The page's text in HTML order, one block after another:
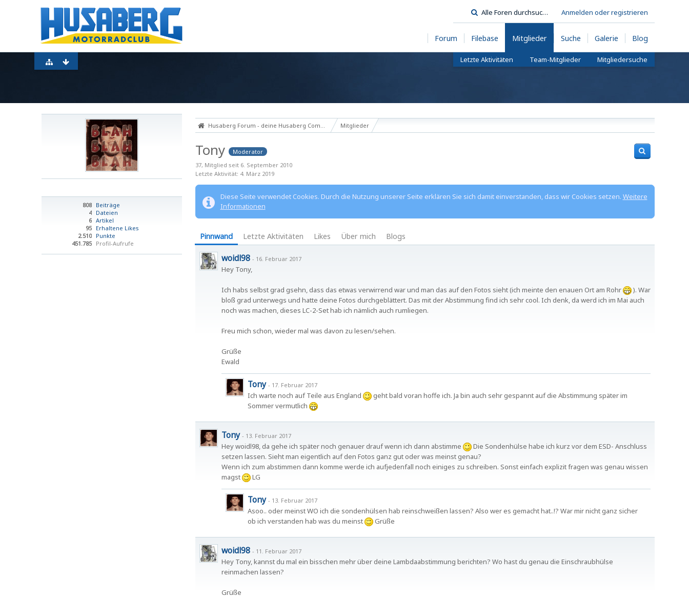
Anmelden oder registrieren
Forum Filebase Mitglieder
Letzte Aktivitäten Team-Mitglieder Mitgliedersuche
Suche Galerie Blog
Beiträge
808
Dateien
4
Artikel
6
Erhaltene Likes
95
Punkte
2.510
Profil-Aufrufe
451.785
Husaberg Forum - deine Husaberg Community Mitglieder
Tony
Moderator
37 Mitglied seit 6. September 2010
Letzte Aktivität 4. März 2019
Diese Seite verwendet Cookies. Durch die Nutzung unserer Seite erklären Sie sich damit einverstanden, dass wir Cookies setzen. Weitere
Informationen
Pinnwand Letzte Aktivitäten Likes Über mich Blogs
woidl98 - 16. Februar 2017
Hey Tony,
Ich habs selbst grad gsehn, dass das etwas verwirrend war und man das auf den Fotos sieht (ich meinte den enauen Ort am Rohr
). War
bloß grad unterwegs und hatte deine Fotos durchgeblättert. Das mit der Abstimmung find ich sehr cool. Ich denk, da werd ich im Mai auch
noch was machen, dieses LC-2-Set hab ich nämlich auch rumliegen.
Freu mich schon, wieder mal was davon zu lesen/sehen.
Grüße
Ewald
Tony - 17. Februar 2017
Ich warte noch auf Teile aus England
geht bald voran hoffe ich. Ja bin auch sehr gespannt auf die Abstimmung später im
Sommer vermutlich
Tony - 13. Februar 2017
Hey woidl98, da gehe ich später noch genauer drauf wenn ich dann abstimme
Die Sondenhülse habe ich kurz vor dem ESD- Anschluss
setzen lassen. Sieht man eigentlich auf den Fotos ganz gut oder was meinst genau?
Wenn ich zum abstimmen dann komme werde ich aufjedenfall noch einiges zu schreiben. Sonst einfach explizit fragen was genau wissen
magst
LG
Tony - 13. Februar 2017
Asoo.. oder meinst WO ich die sondenhülsen hab reinschweißen lassen? Also wer es gemacht hat..!? War mir nicht ganz sicher
ob ich verstanden hab was du meinst
Grüße
woidl98 - 11. Februar 2017
Hey Tony, kannst du mal ein bisschen mehr über deine Lambdaabstimmung berichten? Wo hast du genau die Einschraubhülse
reinmachen lassen?
Grüße